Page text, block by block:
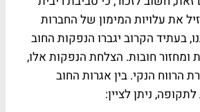
את עלויות המימון של החברות
בעתיד הקרוב יגברו הנפקות החוב
ומחזור חובות. הצלחת הנפקות אלו,
הרווח הנקי. בין אגרות החוב
ניתן לציין: